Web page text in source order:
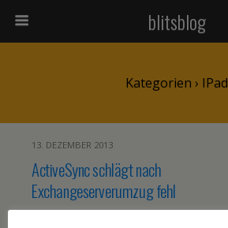
blitsblog
Kategorien › IPad
13. DEZEMBER 2013
ActiveSync schlägt nach
Exchangeserverumzug fehl